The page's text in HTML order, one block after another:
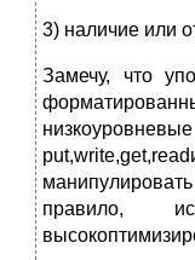
3) наличие или
Замечу, что
правило,